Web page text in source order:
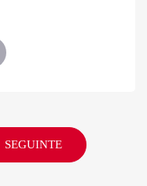
SEGUINTE